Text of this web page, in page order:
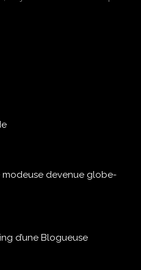
modeuse devenue globe-
d’une Blogueuse